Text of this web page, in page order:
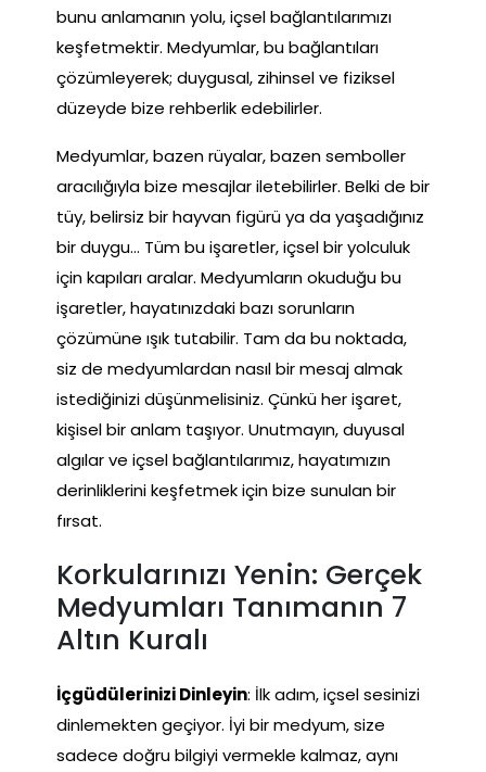
bunu anlamanın yolu, içsel bağlantılarımızı
keşfetmektir. Medyumlar, bu bağlantıları
çözümleyerek; duygusal, zihinsel ve fiziksel
düzeyde bize rehberlik edebilirler.
Medyumlar, bazen rüyalar, bazen semboller
aracılığıyla bize mesajlar iletebilirler. Belki de bir
tüy, belirsiz bir hayvan figürü ya da yaşadığınız
bir duygu… Tüm bu işaretler, içsel bir yolculuk
için kapıları aralar. Medyumların okuduğu bu
işaretler, hayatınızdaki bazı sorunların
çözümüne ışık tutabilir. Tam da bu noktada,
siz de medyumlardan nasıl bir mesaj almak
istediğinizi düşünmelisiniz. Çünkü her işaret,
kişisel bir anlam taşıyor. Unutmayın, duyusal
algılar ve içsel bağlantılarımız, hayatımızın
derinliklerini keşfetmek için bize sunulan bir
fırsat.
Korkularınızı Yenin: Gerçek
Medyumları Tanımanın 7
Altın Kuralı
İçgüdülerinizi Dinleyin: İlk adım, içsel sesinizi
dinlemekten geçiyor. İyi bir medyum, size
sadece doğru bilgiyi vermekle kalmaz, aynı